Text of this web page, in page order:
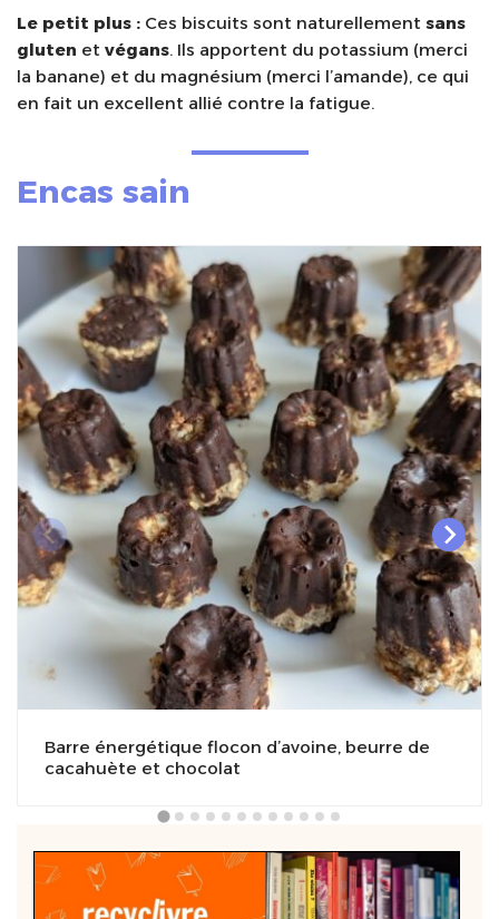
Le petit plus : Ces biscuits sont naturellement sans
gluten et végans. Ils apportent du potassium (merci
la banane) et du magnésium (merci l’amande), ce qui
en fait un excellent allié contre la fatigue.
Encas sain
Barre énergétique flocon d’avoine, beurre de
cacahuète et chocolat